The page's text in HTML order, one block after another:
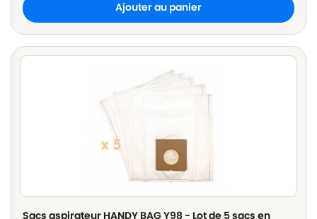
Ajouter au panier
Sacs aspirateur HANDY BAG Y98 - Lot de 5 sacs en